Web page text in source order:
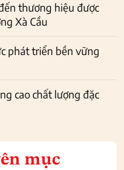
thương hiệu được
Xà Cầu
phát triển bền vững
cao chất lượng đặc
mục